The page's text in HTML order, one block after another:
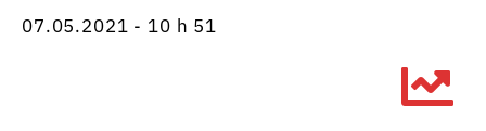
07.05.2021 - 10 h 51